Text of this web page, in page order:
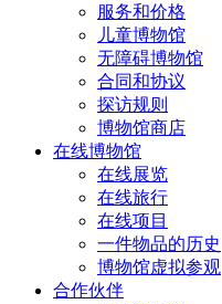
服务和价格
儿童博物馆
无障碍博物馆
合同和协议
探访规则
博物馆商店
在线博物馆
在线展览
在线旅行
在线项目
一件物品的历史
博物馆虚拟参观
合作伙伴